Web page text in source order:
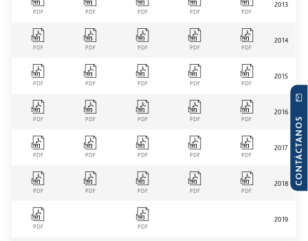
2013
PDF
PDF
PDF
PDF
PDF
2014
PDF
PDF
PDF
PDF
PDF
2015
PDF
PDF
PDF
PDF
PDF
2016
PDF
PDF
PDF
PDF
PDF
2017
PDF
PDF
PDF
PDF
PDF
2018
PDF
PDF
PDF
PDF
PDF
2019
PDF
PDF
CONTÁCTANOS